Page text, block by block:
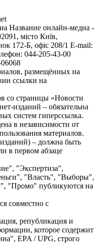
Название онлайн-медиа -
місто Київ,
Б, офіс 208/1 E-mail:
044-205-43-00
размещённых на
ссылки на
со страницы «Новости
изданий – обязательна
систем гиперссылка.
в независимости от
материалов.
– должна быть
в первом абзаце
"Экспертиза",
"Власть", "Выборы",
"Промо" публикуются на
совместно с
републикация и
которое содержит
EPA / UPG, строго